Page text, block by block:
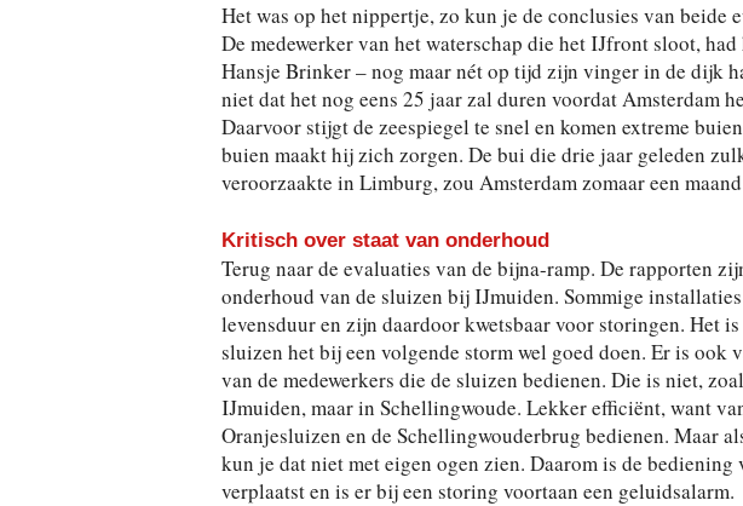
Het was op het nippertje, zo kun je de conclusies van beide
De medewerker van het waterschap die het IJfront sloot,
Hansje Brinker – nog maar nét op tijd zijn vinger in de dijk
niet dat het nog eens 25 jaar zal duren voordat Amsterdam
Daarvoor stijgt de zeespiegel te snel en komen extreme
buien maakt hij zich zorgen. De bui die drie jaar geleden
veroorzaakte in Limburg, zou Amsterdam zomaar een
Kritisch over staat van onderhoud
Terug naar de evaluaties van de bijna-ramp. De rapporten
onderhoud van de sluizen bij IJmuiden. Sommige
levensduur en zijn daardoor kwetsbaar voor storingen. Het
sluizen het bij een volgende storm wel goed doen. Er is ook
van de medewerkers die de sluizen bedienen. Die is niet,
IJmuiden, maar in Schellingwoude. Lekker efficiënt, want
Oranjesluizen en de Schellingwouderbrug bedienen. Maar
kun je dat niet met eigen ogen zien. Daarom is de
verplaatst en is er bij een storing voortaan een geluidsalarm.